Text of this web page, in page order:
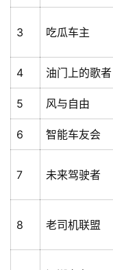
3 吃瓜车主
4 油门上的歌者
5 风与自由
6 智能车友会
7 未来驾驶者
8 老司机联盟